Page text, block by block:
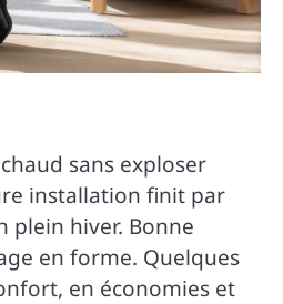
sans exploser
installation finit par
hiver. Bonne
en forme. Quelques
en économies et